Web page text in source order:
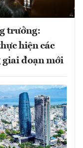
trưởng:
hiện các
đoạn mới